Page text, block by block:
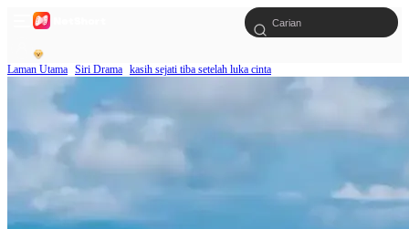
Laman Utama Siri Drama kasih sejati tiba setelah luka cinta